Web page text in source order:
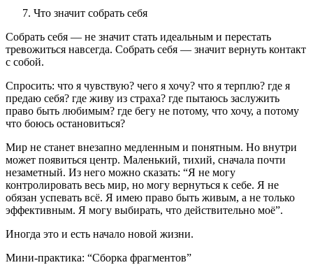
Что значит собрать себя
Собрать себя — не значит стать идеальным и перестать
тревожиться навсегда. Собрать себя — значит вернуть контакт
с собой.
Спросить: что я чувствую? чего я хочу? что я терплю? где я
предаю себя? где живу из страха? где пытаюсь заслужить
право быть любимым? где бегу не потому, что хочу, а потому
что боюсь остановиться?
Мир не станет внезапно медленным и понятным. Но внутри
может появиться центр. Маленький, тихий, сначала почти
незаметный. Из него можно сказать: “Я не могу
контролировать весь мир, но могу вернуться к себе. Я не
обязан успевать всё. Я имею право быть живым, а не только
эффективным. Я могу выбирать, что действительно моё”.
Иногда это и есть начало новой жизни.
Мини-практика: “Сборка фрагментов”